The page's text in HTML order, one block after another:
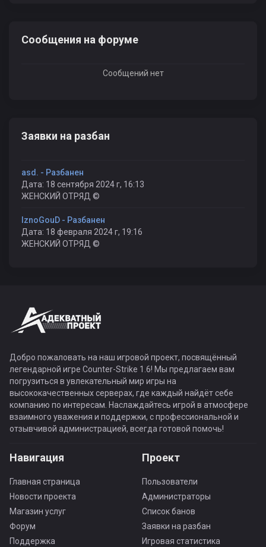
Сообщения на форуме
Сообщений нет
Заявки на разбан
asd. - Разбанен
Дата: 18 сентября 2024 г, 16:13
ЖЕНСКИЙ ОТРЯД ©
IznoGouD - Разбанен
Дата: 18 февраля 2024 г, 19:16
ЖЕНСКИЙ ОТРЯД ©
Добро пожаловать на наш игровой проект, посвящённый
легендарной игре Counter-Strike 1.6! Мы предлагаем вам
погрузиться в увлекательный мир игры на
высококачественных серверах, где каждый найдёт себе
компанию по интересам. Наслаждайтесь игрой в атмосфере
взаимного уважения и поддержки, с профессиональной и
отзывчивой администрацией, всегда готовой помочь!
Навигация
Главная страница
Новости проекта
Магазин услуг
Форум
Поддержка
Проект
Пользователи
Администраторы
Список банов
Заявки на разбан
Игровая статистика